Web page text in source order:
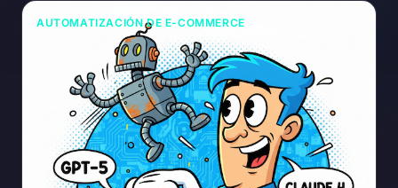
AUTOMATIZACIÓN DE E-COMMERCE